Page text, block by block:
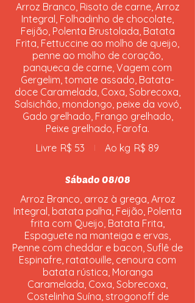
Arroz Branco, Risoto de carne, Arroz
Integral, Folhadinho de chocolate,
Feijão, Polenta Brustolada, Batata
Frita, Fettuccine ao molho de queijo,
penne ao molho de coração,
panqueca de carne, Vagem com
Gergelim, tomate assado, Batata-
doce Caramelada, Coxa, Sobrecoxa,
Salsichão, mondongo, peixe da vovó,
Gado grelhado, Frango grelhado,
Peixe grelhado, Farofa.
Livre R$ 53 Ao kg R$ 89
Sábado 08/08
Arroz Branco, arroz à grega, Arroz
Integral, batata palha, Feijão, Polenta
frita com Queijo, Batata Frita,
Espaguete na manteiga e ervas,
Penne com cheddar e bacon, Suflê de
Espinafre, ratatouille, cenoura com
batata rústica, Moranga
Caramelada, Coxa, Sobrecoxa,
Costelinha Suína, strogonoff de